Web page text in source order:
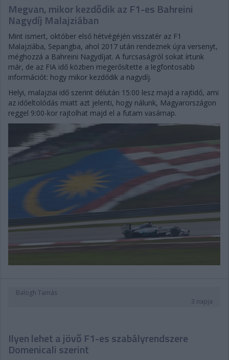
Megvan, mikor kezdődik az F1-es Bahreini
Nagydíj Malajziában
Mint ismert, október első hétvégéjén visszatér az F1
Malajziába, Sepangba, ahol 2017 után rendeznek újra versenyt,
méghozzá a Bahreini Nagydíjat. A furcsaságról sokat írtunk
már, de az FIA idő közben megerősítette a legfontosabb
információt: hogy mikor kezdődik a nagydíj.
Helyi, malajziai idő szerint délután 15:00 lesz majd a rajtidő, ami
az időeltolódás miatt azt jelenti, hogy nálunk, Magyarországon
reggel 9:00-kor rajtolhat majd el a futam vasárnap.
Balogh Tamás
3 napja
Ilyen lehet a jövő F1-es szabályrendszere
Domenicali szerint